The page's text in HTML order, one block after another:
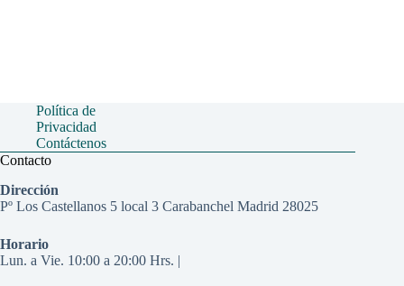
Política de
Privacidad
Contáctenos
Contacto
Dirección
Pº Los Castellanos 5 local 3 Carabanchel Madrid 28025
Horario
Lun. a Vie. 10:00 a 20:00 Hrs. |